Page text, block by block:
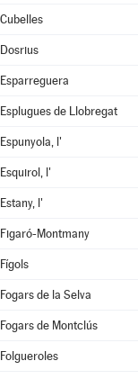
Cubelles
Dosrius
Esparreguera
Esplugues de Llobregat
Espunyola, l'
Esquirol, l'
Estany, l'
Figaró-Montmany
Fígols
Fogars de la Selva
Fogars de Montclús
Folgueroles